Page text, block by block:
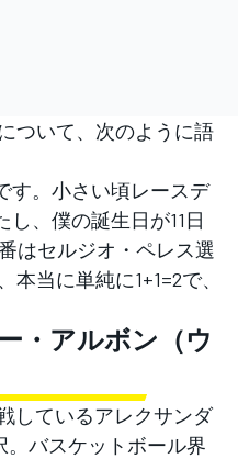
ついて、次のように語
す。小さい頃レースデ
し、僕の誕生日が11日
はセルジオ・ペレス選
当に単純に1+1=2で、
・アルボン（ウ
しているアレクサンダ
。バスケットボール界